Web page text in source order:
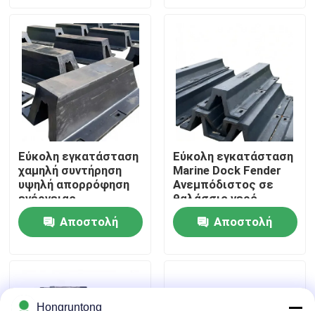
Σχετικά με εμάς
Επισκέψεις στο εργοστάσιο
Έλεγχος ποιότητας
Ζητήστε μια προσφορά
Λαστιχένιο κιγκλίδωμα αποβαθρών
Πνευματικό λαστιχένιο κιγκλίδωμα
Εύκολη εγκατάσταση
χαμηλή συντήρηση
υψηλή απορρόφηση
ενέργειας
Αποστολή
Εύκολη εγκατάσταση
Marine Dock Fender
Ανεμπόδιστος σε
θαλάσσιο νερό
Αποστολή
Hongruntong